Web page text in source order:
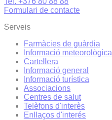
Formulari de contacte
Serveis
Farmàcies de guàrdia
Informació meteorològica
Cartellera
Informació general
Informació turística
Associacions
Centres de salut
Telèfons d'interès
Enllaços d'interés